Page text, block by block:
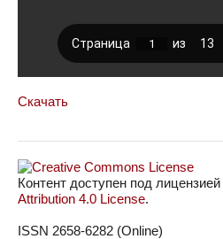
Скачать
Контент доступен под лицензией
Attribution 4.0 License.
ISSN 2658-6282 (Online)